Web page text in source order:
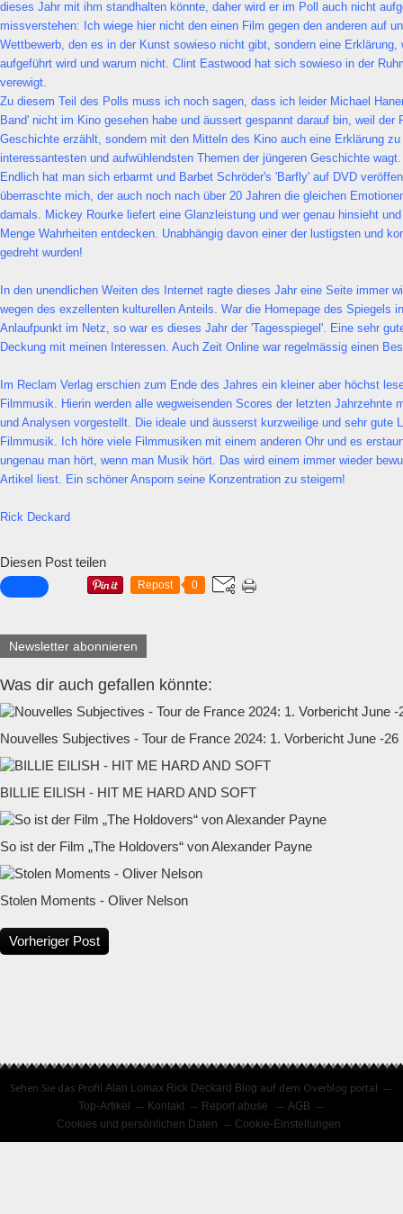
dieses Jahr mit ihm standhalten könnte, daher wird er im Poll auch nicht
missverstehen: Ich wiege hier nicht den einen Film gegen den anderen auf
Wettbewerb, den es in der Kunst sowieso nicht gibt, sondern eine Erklärung,
aufgeführt wird und warum nicht. Clint Eastwood hat sich sowieso in der
verewigt.
Zu diesem Teil des Polls muss ich noch sagen, dass ich leider Michael
Band' nicht im Kino gesehen habe und äussert gespannt darauf bin, weil der
Geschichte erzählt, sondern mit den Mitteln des Kino auch eine Erklärung zu
interessantesten und aufwühlendsten Themen der jüngeren Geschichte wagt.
Endlich hat man sich erbarmt und Barbet Schröder's 'Barfly' auf DVD
überraschte mich, der auch noch nach über 20 Jahren die gleichen
damals. Mickey Rourke liefert eine Glanzleistung und wer genau hinsieht
Menge Wahrheiten entdecken. Unabhängig davon einer der lustigsten und
gedreht wurden!
In den unendlichen Weiten des Internet ragte dieses Jahr eine Seite immer
wegen des exzellenten kulturellen Anteils. War die Homepage des Spiegels
Anlaufpunkt im Netz, so war es dieses Jahr der 'Tagesspiegel'. Eine sehr
Deckung mit meinen Interessen. Auch Zeit Online war regelmässig einen
Im Reclam Verlag erschien zum Ende des Jahres ein kleiner aber höchst
Filmmusik. Hierin werden alle wegweisenden Scores der letzten Jahrzehnte
und Analysen vorgestellt. Die ideale und äusserst kurzweilige und sehr gute
Filmmusik. Ich höre viele Filmmusiken mit einem anderen Ohr und es
ungenau man hört, wenn man Musik hört. Das wird einem immer wieder
Artikel liest. Ein schöner Ansporn seine Konzentration zu steigern!
Rick Deckard
Diesen Post teilen
Repost 0
Newsletter abonnieren
Was dir auch gefallen könnte:
Nouvelles Subjectives - Tour de France 2024: 1. Vorbericht June -26
BILLIE EILISH - HIT ME HARD AND SOFT
So ist der Film „The Holdovers“ von Alexander Payne
Stolen Moments - Oliver Nelson
Vorheriger Post
Sehen Sie das ProfilAlan Lomax Rick Deckard Blog auf dem Overblog portal
Top-Artikel
Kontakt Report abuse
AGB
Cookies und persönlichen Daten
Cookie-Einstellungen